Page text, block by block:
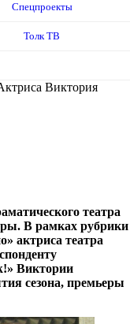
Спецпроекты
Толк ТВ
Виктория
театра
В рамках рубрики
актриса театра
Виктории
сезона, премьеры